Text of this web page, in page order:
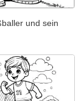
und sein